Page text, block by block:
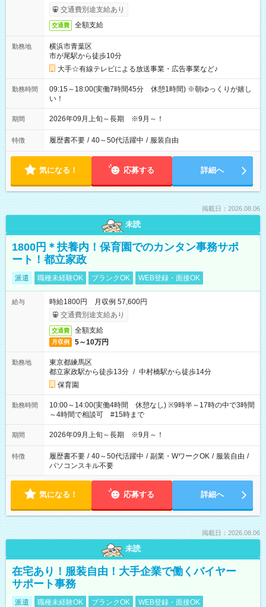
交通費別途支給あり
交通費 全額支給
勤務地
横浜市青葉区
市が尾駅から徒歩10分
大手☆有線テレビによる放送事業・広告事業など♪
勤務時間
09:15～18:00(実働7時間45分 休憩1時間) ※朝ゆっくりが嬉し
い！
期間 2026年09月上旬～長期 ※9月～！
特徴 履歴書不要 / 40～50代活躍中 / 服装自由
気になる！ 応募する 詳細へ
掲載日：2026.08.06
未読
1800円＊扶養内！保育園でのカンタン事務サポ
ート！都立家政
派遣 職種未経験OK ブランクOK WEB登録・面接OK
給与
時給1800円 月収例 57,600円
交通費別途支給あり
交通費 全額支給
月収例 5～10万円
勤務地
東京都練馬区
都立家政駅から徒歩13分 / 中村橋駅から徒歩14分
保育園
勤務時間
10:00～14:00(実働4時間 休憩なし) ※9時半～17時の中で3時間
～4時間で相談可 #15時まで
期間 2026年09月上旬～長期 ※9月～！
特徴 履歴書不要 / 40～50代活躍中 / 副業・WワークOK / 服装自由 /
パソコンスキル不要
気になる！ 応募する 詳細へ
掲載日：2026.08.06
未読
在宅あり！服装自由！大手企業で働くバイヤー
サポート事務
派遣 職種未経験OK ブランクOK WEB登録・面接OK